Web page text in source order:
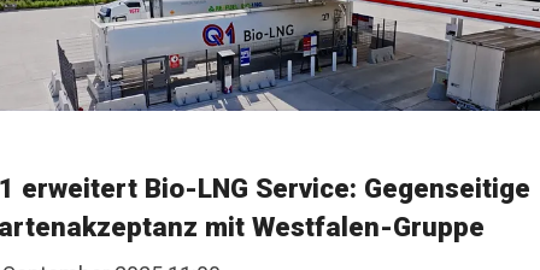
erweitert Bio-LNG Service: Gegenseitige
mit Westfalen-Gruppe